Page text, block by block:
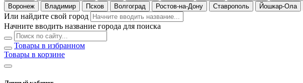
Воронеж
Владимир Псков Волгоград Ростов-на-Дону Ставрополь Йошкар-Ола
Или найдите свой город
Начните вводить название города для поиска
Товары в избранном
Товары в корзине